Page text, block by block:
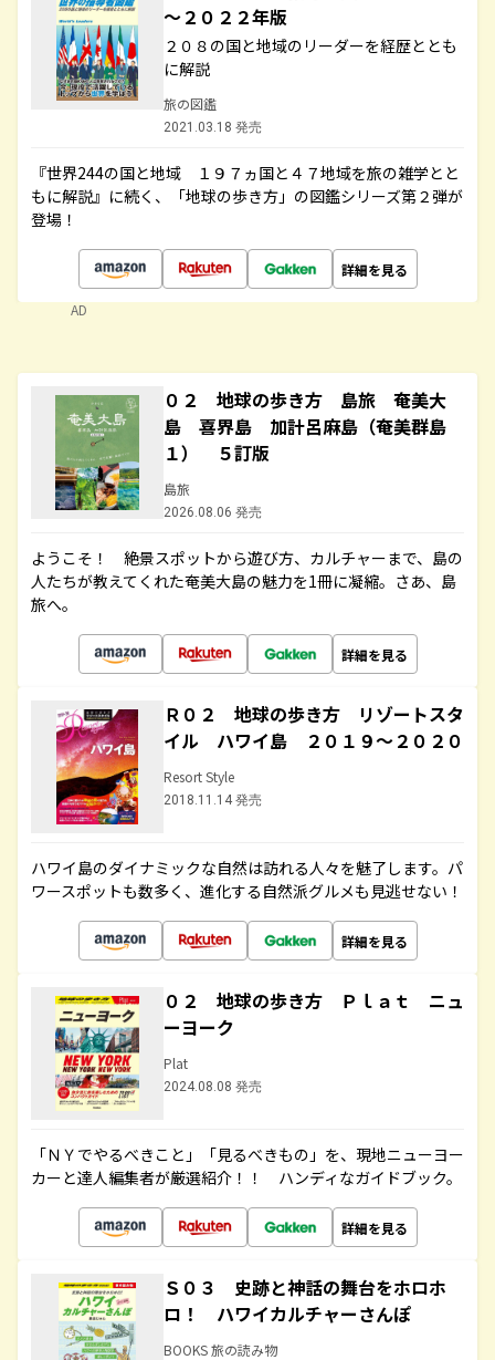
～２０２２年版
２０８の国と地域のリーダーを経歴ととも
に解説
旅の図鑑
2021.03.18 発売
『世界244の国と地域 １９７ヵ国と４７地域を旅の雑学とと
もに解説』に続く、「地球の歩き方」の図鑑シリーズ第２弾が
登場！
詳細を見る
AD
０２ 地球の歩き方 島旅 奄美大
島 喜界島 加計呂麻島（奄美群島
１） ５訂版
島旅
2026.08.06 発売
ようこそ！ 絶景スポットから遊び方、カルチャーまで、島の
人たちが教えてくれた奄美大島の魅力を1冊に凝縮。さあ、島
旅へ。
詳細を見る
Ｒ０２ 地球の歩き方 リゾートスタ
イル ハワイ島 ２０１９～２０２０
Resort Style
2018.11.14 発売
ハワイ島のダイナミックな自然は訪れる人々を魅了します。パ
ワースポットも数多く、進化する自然派グルメも見逃せない！
詳細を見る
０２ 地球の歩き方 Ｐｌａｔ ニュ
ーヨーク
Plat
2024.08.08 発売
「ＮＹでやるべきこと」「見るべきもの」を、現地ニューヨー
カーと達人編集者が厳選紹介！！ ハンディなガイドブック。
詳細を見る
Ｓ０３ 史跡と神話の舞台をホロホ
ロ！ ハワイカルチャーさんぽ
BOOKS 旅の読み物